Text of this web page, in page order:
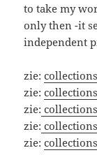
to take my
only then -it
independent
zie:
zie:
zie:
zie:
zie: